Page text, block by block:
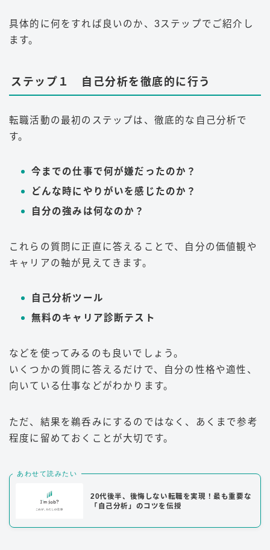
具体的に何をすれば良いのか、3ステップでご紹介し
ます。
ステップ１ 自己分析を徹底的に行う
転職活動の最初のステップは、徹底的な自己分析で
す。
今までの仕事で何が嫌だったのか？
どんな時にやりがいを感じたのか？
自分の強みは何なのか？
これらの質問に正直に答えることで、自分の価値観や
キャリアの軸が見えてきます。
自己分析ツール
無料のキャリア診断テスト
などを使ってみるのも良いでしょう。
いくつかの質問に答えるだけで、自分の性格や適性、
向いている仕事などがわかります。
ただ、結果を鵜呑みにするのではなく、あくまで参考
程度に留めておくことが大切です。
あわせて読みたい
20代後半、後悔しない転職を実現！最も重要な
「自己分析」のコツを伝授